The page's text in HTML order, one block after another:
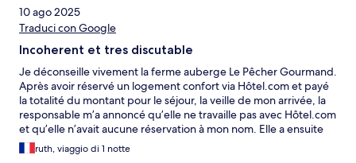
10 ago 2025
Traduci con Google
Incoherent et tres discutable
Je déconseille vivement la ferme auberge Le Pêcher Gourmand.
Après avoir réservé un logement confort via Hôtel.com et payé
la totalité du montant pour le séjour, la veille de mon arrivée, la
responsable m’a annoncé qu’elle ne travaille pas avec Hôtel.com
et qu’elle n’avait aucune réservation à mon nom. Elle a ensuite
proposé, de façon très surprenante, de me loger dans trois
chalets différents à titre exceptionnel, ce qui a complètement
ruth, viaggio di 1 notte